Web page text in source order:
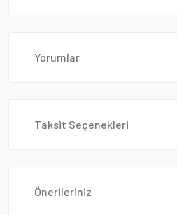
Yorumlar
Taksit Seçenekleri
Önerileriniz